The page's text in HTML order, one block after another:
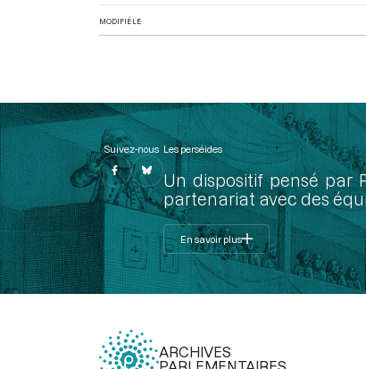
MODIFIÉ LE
Suivez-nous Les perséides
Un dispositif pensé par
partenariat avec des
En savoir plus
ARCHIVES